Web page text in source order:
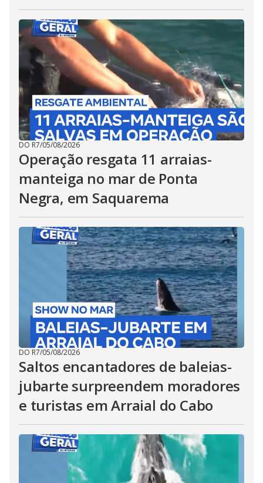
DO R7/05/08/2026
Operação resgata 11 arraias-
manteiga no mar de Ponta
Negra, em Saquarema
DO R7/05/08/2026
Saltos encantadores de baleias-
jubarte surpreendem moradores
e turistas em Arraial do Cabo